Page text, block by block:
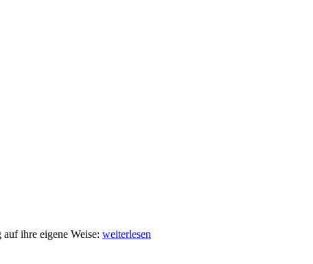
ihre eigene Weise: Music
weiterlesen